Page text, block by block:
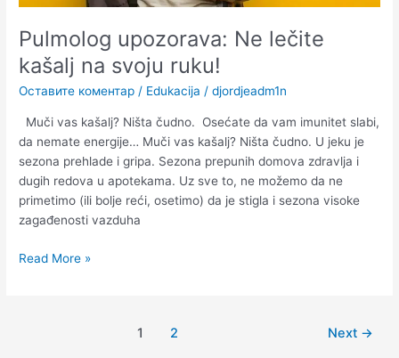
Pulmolog upozorava: Ne lečite
kašalj na svoju ruku!
Оставите коментар / Edukacija /djordjeadm1n
Muči vas kašalj? Ništa čudno. Osećate da vam imunitet slabi,
da nemate energije… Muči vas kašalj? Ništa čudno. U jeku je
sezona prehlade i gripa. Sezona prepunih domova zdravlja i
dugih redova u apotekama. Uz sve to, ne možemo da ne
primetimo (ili bolje reći, osetimo) da je stigla i sezona visoke
zagađenosti vazduha
Read More »
1 2 Next →